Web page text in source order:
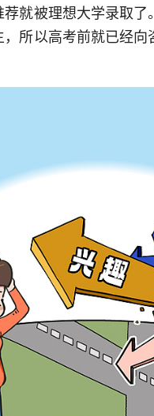
就被理想大学录取
所以高考前就已经